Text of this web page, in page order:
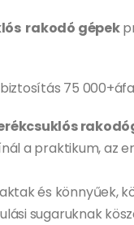
rakodó gépek
75
a praktikum, az
és könnyűek,
sugaruknak